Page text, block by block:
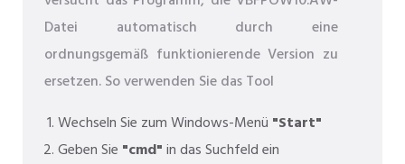
Datei automatisch durch eine
ordnungsgemäß funktionierende Version zu
ersetzen. So verwenden Sie das Tool
Wechseln Sie zum Windows-Menü "Start"
Geben Sie "cmd"in das Suchfeld ein